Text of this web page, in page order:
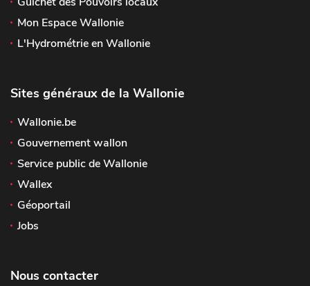
Mon Espace Wallonie
L'Hydrométrie en Wallonie
Sites généraux de la Wallonie
Wallonie.be
Gouvernement wallon
Service public de Wallonie
Wallex
Géoportail
Jobs
Nous contacter